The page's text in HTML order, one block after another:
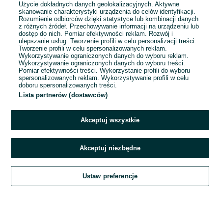
1 2 3 4 5
Zadzwoń / SMS
Szukaj Obserwujesz Dodaj Czat Konto
Użycie dokładnych danych geolokalizacyjnych. Aktywne
skanowanie charakterystyki urządzenia do celów identyfikacji.
Rozumienie odbiorców dzięki statystyce lub kombinacji danych
z różnych źródeł. Przechowywanie informacji na urządzeniu lub
dostęp do nich. Pomiar efektywności reklam. Rozwój i
ulepszanie usług. Tworzenie profili w celu personalizacji treści.
Tworzenie profili w celu spersonalizowanych reklam.
Wykorzystywanie ograniczonych danych do wyboru reklam.
Wykorzystywanie ograniczonych danych do wyboru treści.
Pomiar efektywności treści. Wykorzystanie profili do wyboru
spersonalizowanych reklam. Wykorzystywanie profili w celu
doboru spersonalizowanych treści.
Lista partnerów (dostawców)
Akceptuj wszystkie
Akceptuj niezbędne
Ustaw preferencje